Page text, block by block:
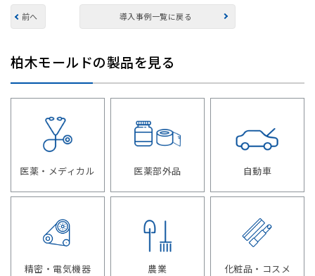
前へ 導入事例一覧に戻る
柏木モールドの製品を見る
医薬・メディカル 医薬部外品 自動車
精密・電気機器 農業 化粧品・コスメ